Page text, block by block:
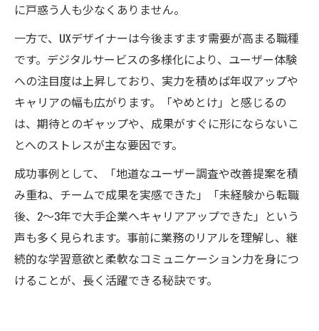
に戸惑う人も少なくありません。
一方で、UXデザイナーは今後ますます需要が高まる職種
です。デジタルサービスの多様化により、ユーザー体験
への注目度は上昇しており、実力を積めば年収アップや
キャリアの幅も広がります。「やめとけ」と感じるの
は、期待とのギャップや、成果がすぐに形にならないこ
とへのストレスが主な要因です。
成功事例として、「地道なユーザー調査や改善提案を積
み重ね、チームで成果を実感できた」「未経験から転職
後、2～3年で大手企業へキャリアアップできた」という
声も多く見られます。事前に業務のリアルを理解し、継
続的な学習意欲と柔軟なコミュニケーション力を身につ
けることが、長く活躍できる秘訣です。